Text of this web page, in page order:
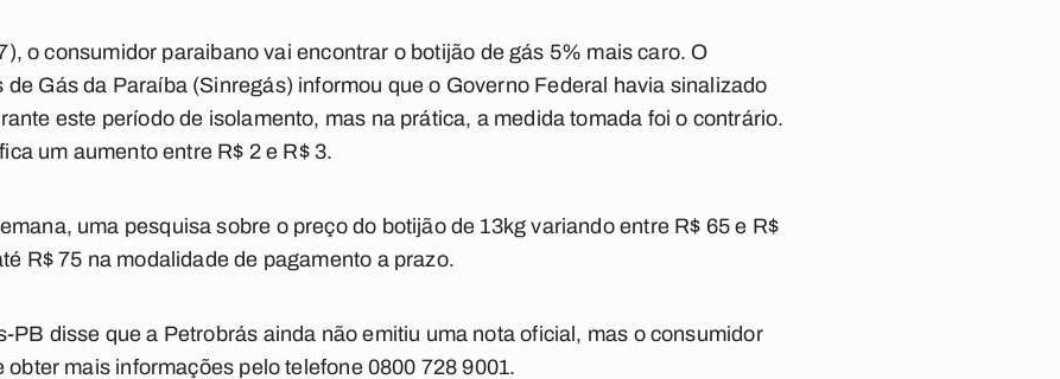
o consumidor paraibano vai encontrar o botijão de gás 5% mais caro. O
Gás da Paraíba (Sinregás) informou que o Governo Federal havia sinalizado
este período de isolamento, mas na prática, a medida tomada foi o contrário.
um aumento entre R$ 2 e R$ 3.
uma pesquisa sobre o preço do botijão de 13kg variando entre R$ 65 e R$
R$ 75 na modalidade de pagamento a prazo.
PB disse que a Petrobrás ainda não emitiu uma nota oficial, mas o consumidor
mais informações pelo telefone 0800 728 9001.